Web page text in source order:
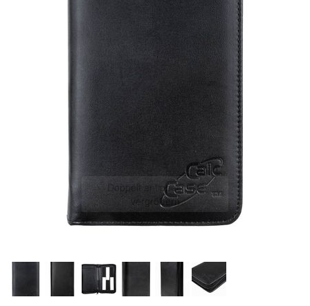
Doppelt antippen zum
vergrößern